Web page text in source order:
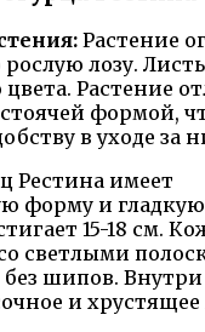
Растение
лозу.
Растение
формой,
в уходе за
Рестина имеет
форму и гладкую
15-18 см.
светлыми
без шипов.
и